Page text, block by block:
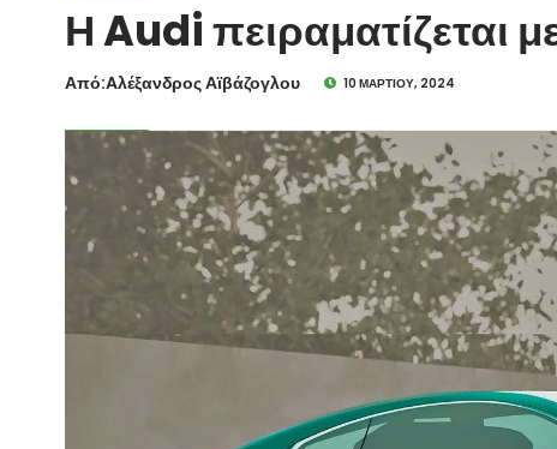
Η Audi πειραματίζεται
Από:Aλέξανδρος Αϊβάζογλου 10 ΜΑΡΤΊΟΥ, 2024